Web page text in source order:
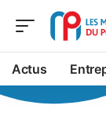
Actus